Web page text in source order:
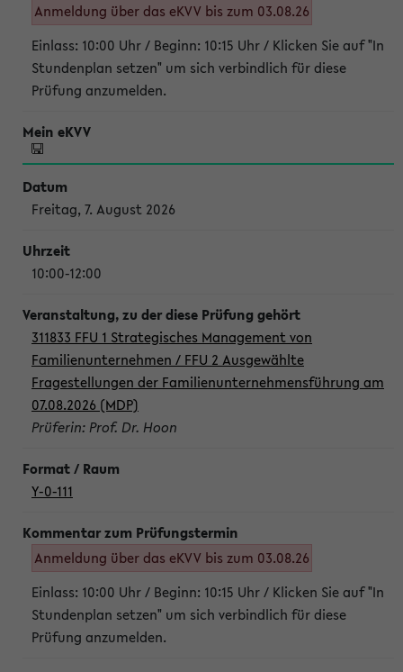
Anmeldung über das eKVV bis zum 03.08.26
Einlass: 10:00 Uhr / Beginn: 10:15 Uhr / Klicken Sie auf "In
Stundenplan setzen" um sich verbindlich für diese
Prüfung anzumelden.
Freitag, 7. August 2026
10:00-12:00
311833 FFU 1 Strategisches Management von
Familienunternehmen / FFU 2 Ausgewählte
Fragestellungen der Familienunternehmensführung am
07.08.2026 (MDP)
Prüferin: Prof. Dr. Hoon
Y-0-111
Anmeldung über das eKVV bis zum 03.08.26
Einlass: 10:00 Uhr / Beginn: 10:15 Uhr / Klicken Sie auf "In
Stundenplan setzen" um sich verbindlich für diese
Prüfung anzumelden.